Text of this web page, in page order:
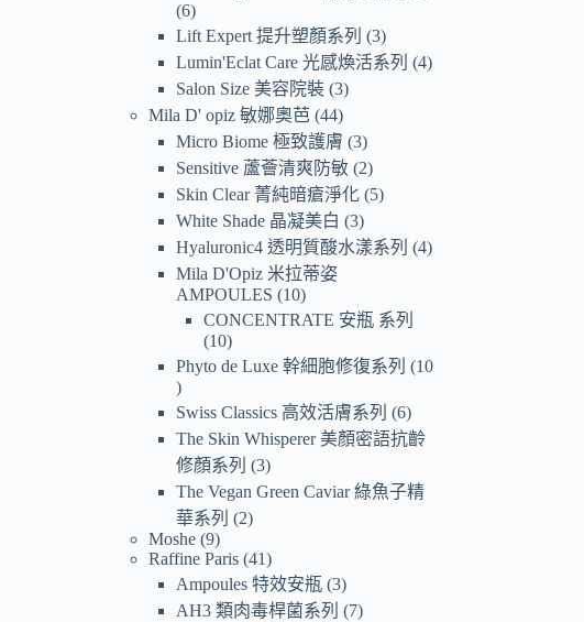
6
Lift Expert 提升塑顏系列
3
Lumin'Eclat Care 光感煥活系列
4
Salon Size 美容院裝 3
Mila D' opiz 敏娜奧芭 44
Micro Biome 極致護膚 3
Sensitive 蘆薈清爽防敏 2
Skin Clear 菁純暗瘡淨化 5
White Shade 晶凝美白
3
Hyaluronic4 透明質酸水漾系列
4
Mila D'Opiz 米拉蒂姿
AMPOULES
10
CONCENTRATE 安瓶 系列
10
Phyto de Luxe 幹細胞修復系列
10
Swiss Classics 高效活膚系列
6
The Skin Whisperer 美顏密語抗齡
修顏系列
3
The Vegan Green Caviar 綠魚子精
華系列
2
Moshe 9
Raffine Paris 41
Ampoules 特效安瓶 3
AH3 類肉毒桿菌系列
7